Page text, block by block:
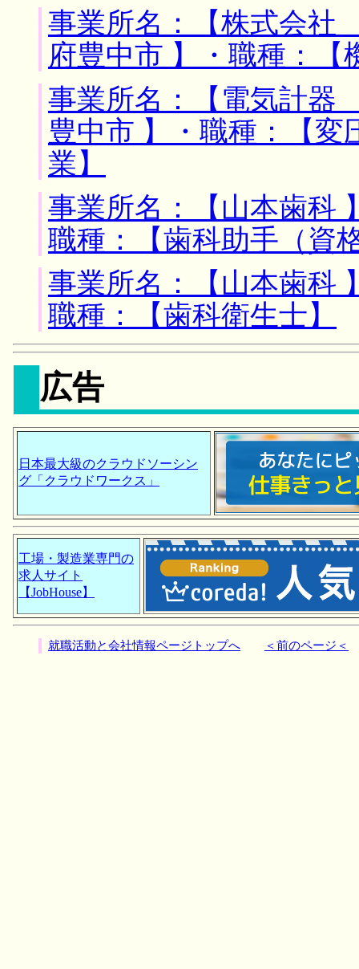
事業所名：【株式会社
府豊中市 】・職種：【
事業所名：【電気計器
豊中市 】・職種：【
業】
事業所名：【山本歯科
職種：【歯科助手（資
事業所名：【山本歯科
職種：【歯科衛生士】
広告
日本最大級のクラウドソーシン
グ「クラウドワークス」
工場・製造業専門の
求人サイト
【JobHouse】
就職活動と会社情報ページトップへ ＜前のページ＜